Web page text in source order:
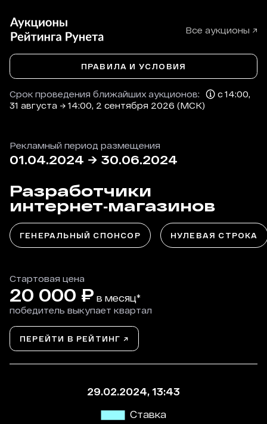
Все аукционы ↗
Срок проведения ближайших аукционов:
с 14:00,
31 августа → 14:00, 2 сентября 2026 (МСК)
ПРАВИЛА И УСЛОВИЯ
Рекламный период размещения
01.04.2024 → 30.06.2024
Разработчики
интернет‑магазинов
ГЕНЕРАЛЬНЫЙ СПОНСОР НУЛЕВАЯ СТРОКА
Стартовая цена
20 000 ₽ в месяц*
победитель выкупает квартал
ПЕРЕЙТИ В РЕЙТИНГ ↗